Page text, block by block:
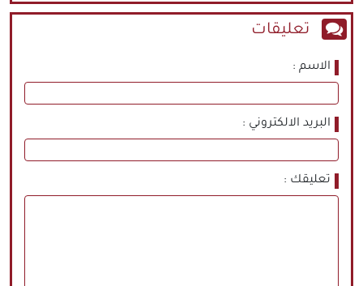
تعليقات
الاسم
البريد الالكتروني
تعليقك